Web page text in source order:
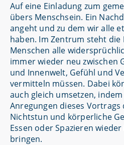
Auf eine Einladung zum
übers Menschsein. Ein
angeht und zu dem wir alle
haben. Im Zentrum steht die
Menschen alle
immer wieder neu zwischen
und Innenwelt, Gefühl und
vermitteln müssen. Dabei
auch gleich umsetzen,
Anregungen dieses
Nichtstun und körperliche
Essen oder Spazieren
bringen.